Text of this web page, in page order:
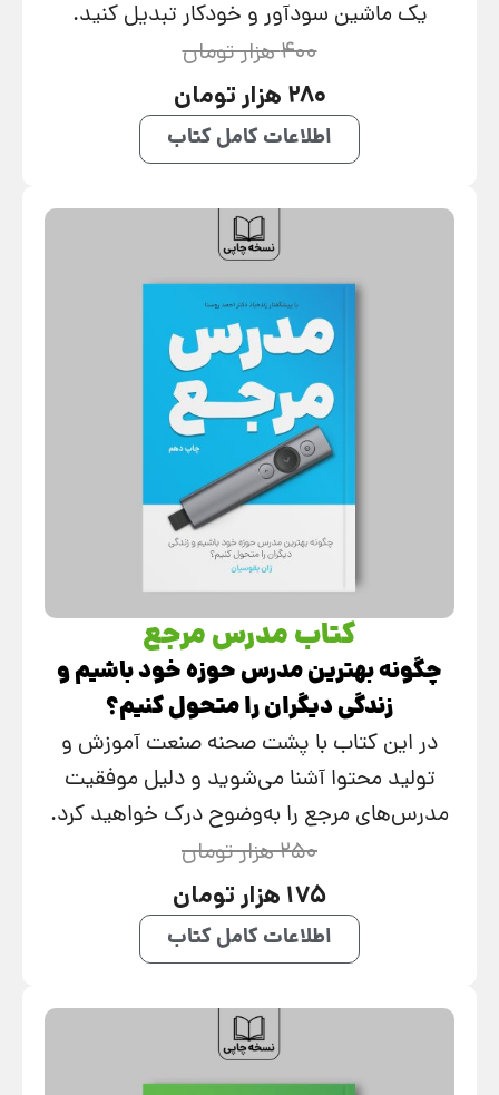
یک ماشین سودآور و خودکار تبدیل کنید.
400 هزار تومان
280 هزار تومان
اطلاعات کامل کتاب
کتاب مدرس مرجع
چگونه بهترین مدرس حوزه خود باشیم و
زندگی دیگران را متحول کنیم؟
در این کتاب با پشت ‌صحنه صنعت آموزش و
تولید محتوا آشنا می‌شوید و دلیل موفقیت
مدرس‌های مرجع را به‌وضوح درک خواهید کرد.
250 هزار تومان
175 هزار تومان
اطلاعات کامل کتاب